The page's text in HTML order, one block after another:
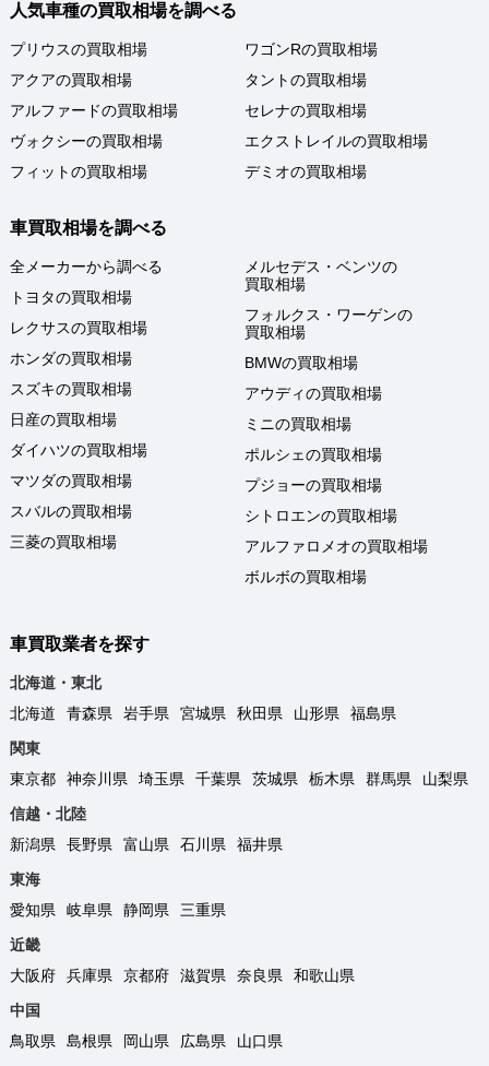
人気車種の買取相場を調べる
プリウスの買取相場
アクアの買取相場
アルファードの買取相場
ヴォクシーの買取相場
フィットの買取相場
ワゴンRの買取相場
タントの買取相場
セレナの買取相場
エクストレイルの買取相場
デミオの買取相場
車買取相場を調べる
全メーカーから調べる
トヨタの買取相場
レクサスの買取相場
ホンダの買取相場
スズキの買取相場
日産の買取相場
ダイハツの買取相場
マツダの買取相場
スバルの買取相場
三菱の買取相場
メルセデス・ベンツの
買取相場
フォルクス・ワーゲンの
買取相場
BMWの買取相場
アウディの買取相場
ミニの買取相場
ポルシェの買取相場
プジョーの買取相場
シトロエンの買取相場
アルファロメオの買取相場
ボルボの買取相場
車買取業者を探す
北海道・東北
北海道
青森県 岩手県 宮城県 秋田県 山形県
福島県
関東
東京都
神奈川県 埼玉県 千葉県 茨城県 栃木県 群馬県
山梨県
信越・北陸
新潟県
長野県 富山県 石川県
福井県
東海
愛知県
岐阜県 静岡県
三重県
近畿
大阪府
兵庫県 京都府 滋賀県 奈良県
和歌山県
中国
鳥取県
島根県 岡山県 広島県
山口県